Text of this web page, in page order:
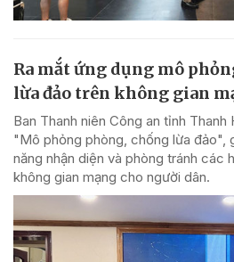
Ra mắt ứng dụng mô
lừa đảo trên không gian
Ban Thanh niên Công an tỉnh
"Mô phỏng phòng, chống lừa đảo",
năng nhận diện và phòng tránh các
không gian mạng cho người dân.